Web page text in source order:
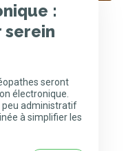
:
serein
seront
électronique.
peu administratif
à simplifier les